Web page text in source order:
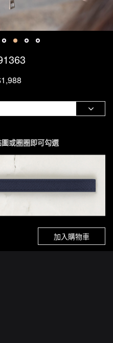
或圈圈即可勾選
加入購物車